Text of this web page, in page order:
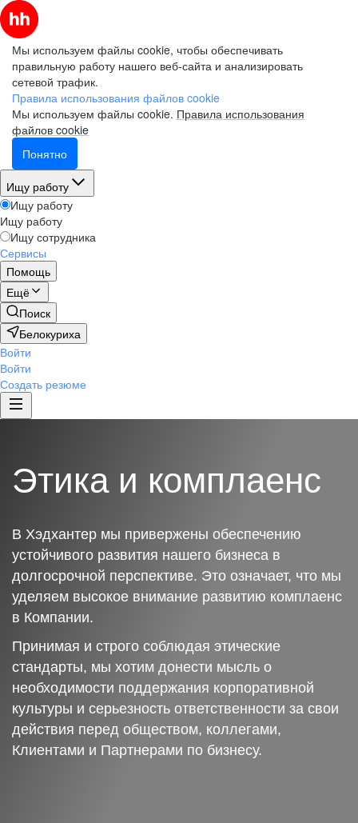
Мы используем файлы cookie, чтобы обеспечивать
правильную работу нашего веб-сайта и анализировать
сетевой трафик.
Правила использования файлов cookie
Мы используем файлы cookie. Правила использования
файлов cookie
Понятно
Ищу работу
Ищу работу
Ищу работу
Ищу сотрудника
Сервисы
Помощь
Ещё
Поиск
Белокуриха
Войти
Войти
Создать резюме
Этика и комплаенс
В Хэдхантер мы привержены обеспечению
устойчивого развития нашего бизнеса в
долгосрочной перспективе. Это означает, что мы
уделяем высокое внимание развитию комплаенс
в Компании.
Принимая и строго соблюдая этические
стандарты, мы хотим донести мысль о
необходимости поддержания корпоративной
культуры и серьезность ответственности за свои
действия перед обществом, коллегами,
Клиентами и Партнерами по бизнесу.